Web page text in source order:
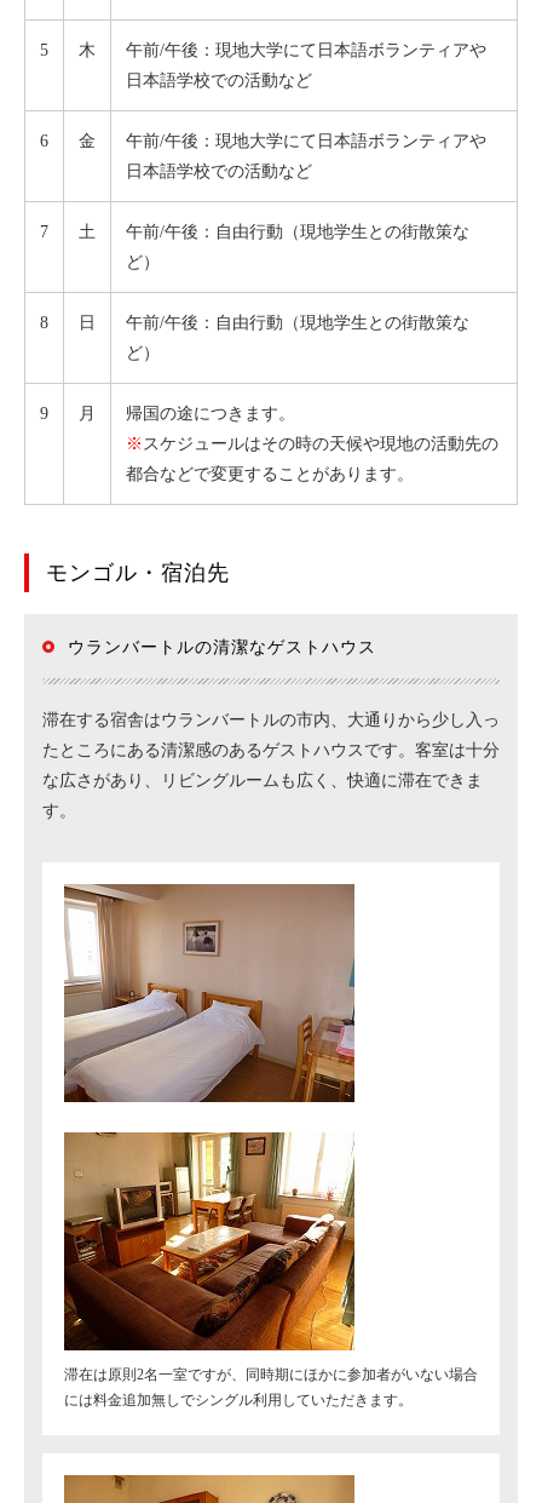
5 木
午前/午後：現地大学にて日本語ボランティアや
日本語学校での活動など
6 金
午前/午後：現地大学にて日本語ボランティアや
日本語学校での活動など
7 土
午前/午後：自由行動（現地学生との街散策な
ど）
8 日
午前/午後：自由行動（現地学生との街散策な
ど）
9 月
帰国の途につきます。
※ スケジュールはその時の天候や現地の活動先の
都合などで変更することがあります。
モンゴル・宿泊先
ウランバートルの清潔なゲストハウス
滞在する宿舎はウランバートルの市内、大通りから少し入っ
たところにある清潔感のあるゲストハウスです。客室は十分
な広さがあり、リビングルームも広く、快適に滞在できま
す。
滞在は原則2名一室ですが、同時期にほかに参加者がいない場合
には料金追加無しでシングル利用していただきます。